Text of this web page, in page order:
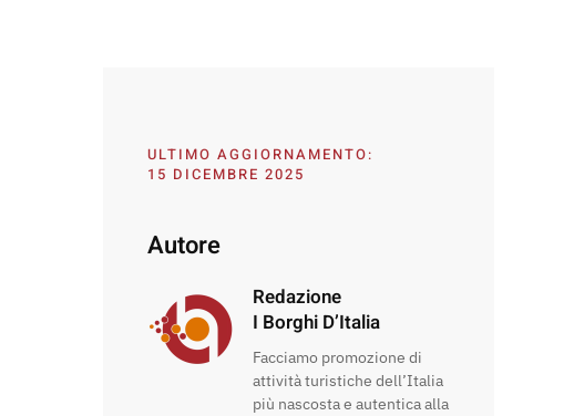
ULTIMO AGGIORNAMENTO:
15 DICEMBRE 2025
Autore
Redazione
I Borghi D’Italia
Facciamo promozione di
attività turistiche dell’Italia
più nascosta e autentica alla